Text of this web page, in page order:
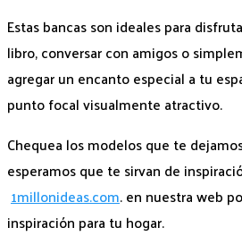
Estas bancas son ideales para
libro, conversar con amigos o
agregar un encanto especial a tu
punto focal visualmente atractivo.
Chequea los modelos que te
esperamos que te sirvan de
1millonideas.com. en nuestra web
inspiración para tu hogar.